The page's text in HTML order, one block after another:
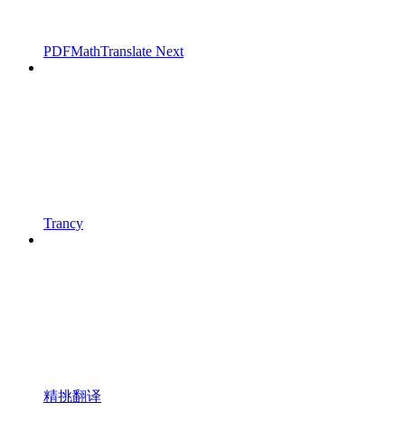
PDFMathTranslate Next
Trancy
精挑翻译